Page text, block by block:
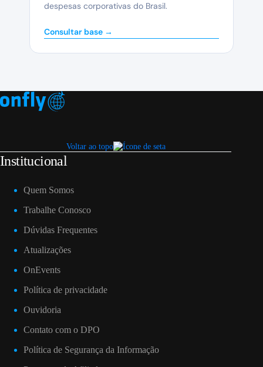
despesas corporativas do Brasil.
Consultar base →
Voltar ao topo
Institucional
Quem Somos
Trabalhe Conosco
Dúvidas Frequentes
Atualizações
OnEvents
Política de privacidade
Ouvidoria
Contato com o DPO
Política de Segurança da Informação